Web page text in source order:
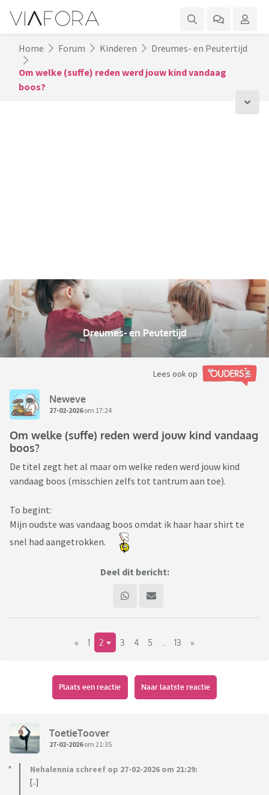
Home Forum Kinderen
Dreumes- en Peutertijd
Om welke (suffe) reden werd jouw kind vandaag
boos?
Dreumes- en Peutertijd
Lees ook op
Neweve
27-02-2026om 17:24
Om welke (suffe) reden werd jouw kind vandaag
boos?
De titel zegt het al maar om welke reden werd jouw kind
vandaag boos (misschien zelfs tot tantrum aan toe).
To begint:
Mijn oudste was vandaag boos omdat ik haar haar shirt te
snel had aangetrokken.
Deel dit bericht:
« 1 2 3 4 5 13 »
Plaats een reactie Naar laatste reactie
ToetieToover
27-02-2026om 21:35
Nehalennia schreef op 27-02-2026 om 21:29:
[..]